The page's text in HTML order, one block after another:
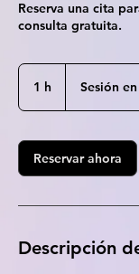
Reserva una cita
consulta gratuita.
1 h Sesión
Reservar ahora
Descripción